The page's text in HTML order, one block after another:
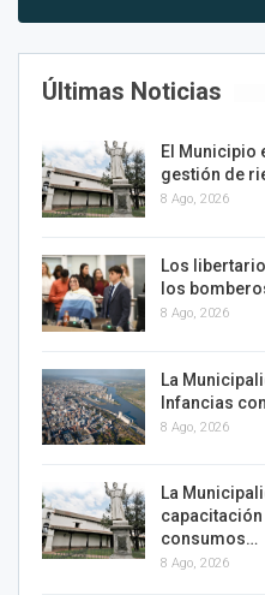
Últimas Noticias
El Municipio
gestión de
8 Ago, 2026
Los
los
8 Ago, 2026
La
Infancias
8 Ago, 2026
La
capacitación
consumos…
8 Ago, 2026